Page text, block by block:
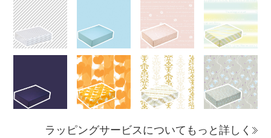
ラッピングサービスについてもっと詳しく